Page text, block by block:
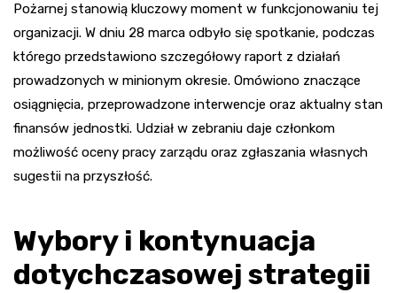
Pożarnej stanowią kluczowy moment w funkcjonowaniu tej
organizacji. W dniu 28 marca odbyło się spotkanie, podczas
którego przedstawiono szczegółowy raport z działań
prowadzonych w minionym okresie. Omówiono znaczące
osiągnięcia, przeprowadzone interwencje oraz aktualny stan
finansów jednostki. Udział w zebraniu daje członkom
możliwość oceny pracy zarządu oraz zgłaszania własnych
sugestii na przyszłość.
Wybory i kontynuacja
dotychczasowej strategii